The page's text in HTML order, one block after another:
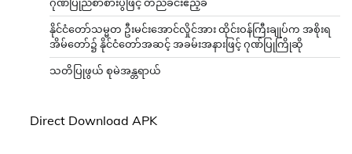
နိုင်ငံတော်သမ္မတ ဦးမင်းအောင်လှိုင်အား ထိုင်းဝန်ကြီးချုပ်က အစိုးရ
အိမ်တော်၌ နိုင်ငံတော်အဆင့် အခမ်းအနားဖြင့် ဂုဏ်ပြုကြိုဆို
သတိပြုဖွယ် စုမဲအန္တရာယ်
Direct Download APK